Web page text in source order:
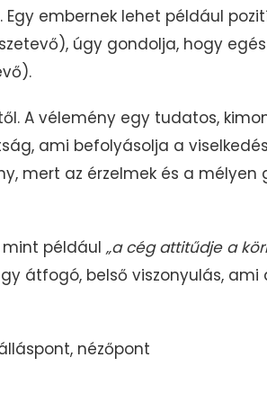
embernek lehet például
úgy gondolja, hogy
A vélemény egy tudatos,
ami befolyásolja a
mert az érzelmek és a mélyen
mint például „a cég attitűdje a
átfogó, belső viszonyulás, ami
nézőpont